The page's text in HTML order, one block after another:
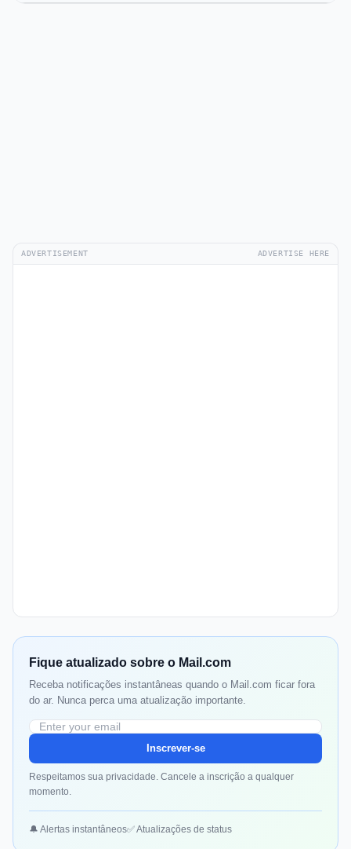
ADVERTISEMENT ADVERTISE HERE
Fique atualizado sobre o Mail.com
Receba notificações instantâneas quando o Mail.com ficar fora
do ar. Nunca perca uma atualização importante.
Inscrever-se
Respeitamos sua privacidade. Cancele a inscrição a qualquer
momento.
🔔 Alertas instantâneos✅ Atualizações de status